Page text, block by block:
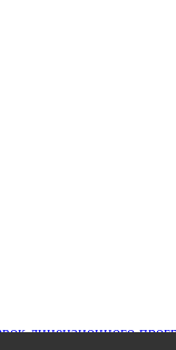
лицензионного